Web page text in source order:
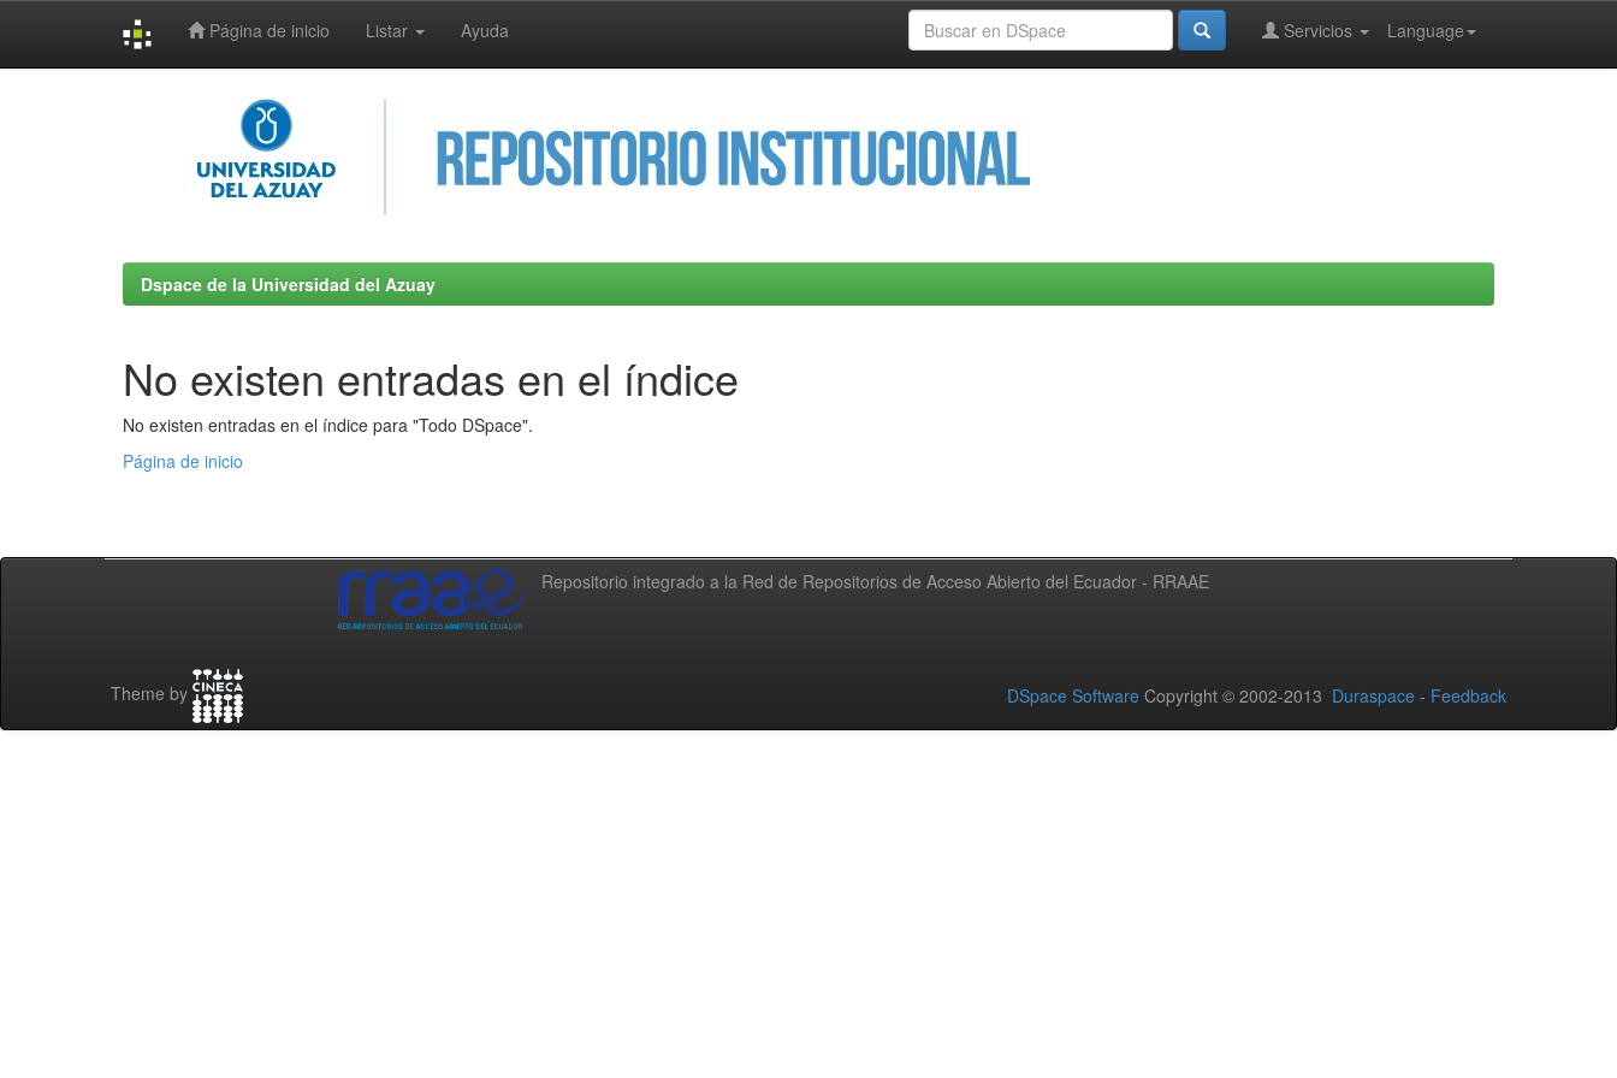
Página de inicio Listar Ayuda Language
Servicios
Dspace de la Universidad del Azuay
No existen entradas en el índice
No existen entradas en el índice para "Todo DSpace".
Página de inicio
Repositorio integrado a la Red de Repositorios de Acceso Abierto del Ecuador - RRAAE
Theme by DSpace Software Copyright © 2002-2013 Duraspace - Feedback